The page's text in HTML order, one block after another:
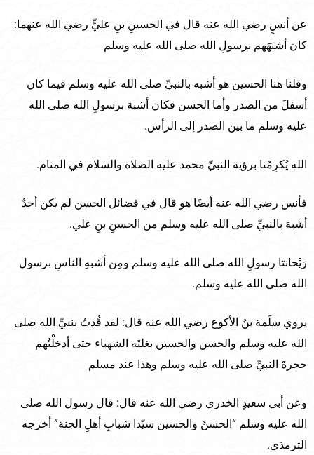
عن أنسٍ رضي الله عنه قال في الحسينِ بنِ عليٍّ رضي الله عنهما:
كان أشبَهَهم برسولِ الله صلى الله عليه وسلم
وقلنا هنا الحسين هو أشبه بالنبيِّ صلى الله عليه وسلم فيما كان
أسفلَ من الصدر وأما الحسن فكان أشبهَ برسولِ الله صلى الله
عليه وسلم ما بين الصدر إلى الرأس.
الله يُكرِمُنا برؤية النبيِّ محمد عليه الصلاة والسلام في المنام.
فأنس رضي الله عنه أيضًا هو قال في فضائل الحسن لم يكن أحدٌ
أشبهَ بالنبيِّ صلى الله عليه وسلم من الحسنِ بنِ علي.
رَيْحانتا رسولِ الله صلى الله عليه وسلم ومِن أشبهِ الناسِ برسول
الله صلى الله عليه وسلم.
يروي سلَمة بنُ الأكوع رضي الله عنه قال: لقد قُدتُ بنبيِّ الله صلى
الله عليه وسلم والحسن والحسين بغلتَه الشهباء حتى أدخلْتُهم
حجرةَ النبيِّ صلى الله عليه وسلم وهذا عند مسلم
وعن أبي سعيدٍ الخدري رضي الله عنه قال: قال رسول الله صلى
الله عليه وسلم “الحسنُ والحسين سيّدا شبابِ أهلِ الجنة” أخرجه
الترمذي.